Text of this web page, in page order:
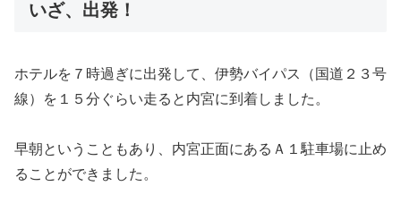
いざ、出発！
ホテルを７時過ぎに出発して、伊勢バイパス（国道２３号
線）を１５分ぐらい走ると内宮に到着しました。
早朝ということもあり、内宮正面にあるＡ１駐車場に止め
ることができました。